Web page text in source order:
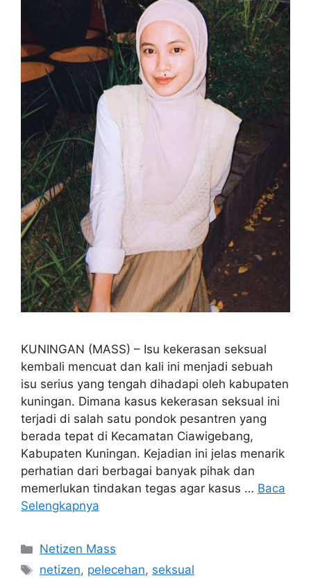
KUNINGAN (MASS) – Isu kekerasan seksual
kembali mencuat dan kali ini menjadi sebuah
isu serius yang tengah dihadapi oleh kabupaten
kuningan. Dimana kasus kekerasan seksual ini
terjadi di salah satu pondok pesantren yang
berada tepat di Kecamatan Ciawigebang,
Kabupaten Kuningan. Kejadian ini jelas menarik
perhatian dari berbagai banyak pihak dan
memerlukan tindakan tegas agar kasus … Baca
Selengkapnya
Kategori
Netizen Mass
Tag
netizen, pelecehan, seksual